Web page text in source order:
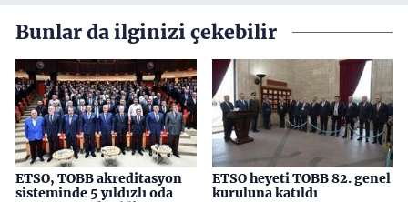
Bunlar da ilginizi çekebilir
ETSO, TOBB akreditasyon
sisteminde 5 yıldızlı oda
ETSO heyeti TOBB 82. genel
kuruluna katıldı